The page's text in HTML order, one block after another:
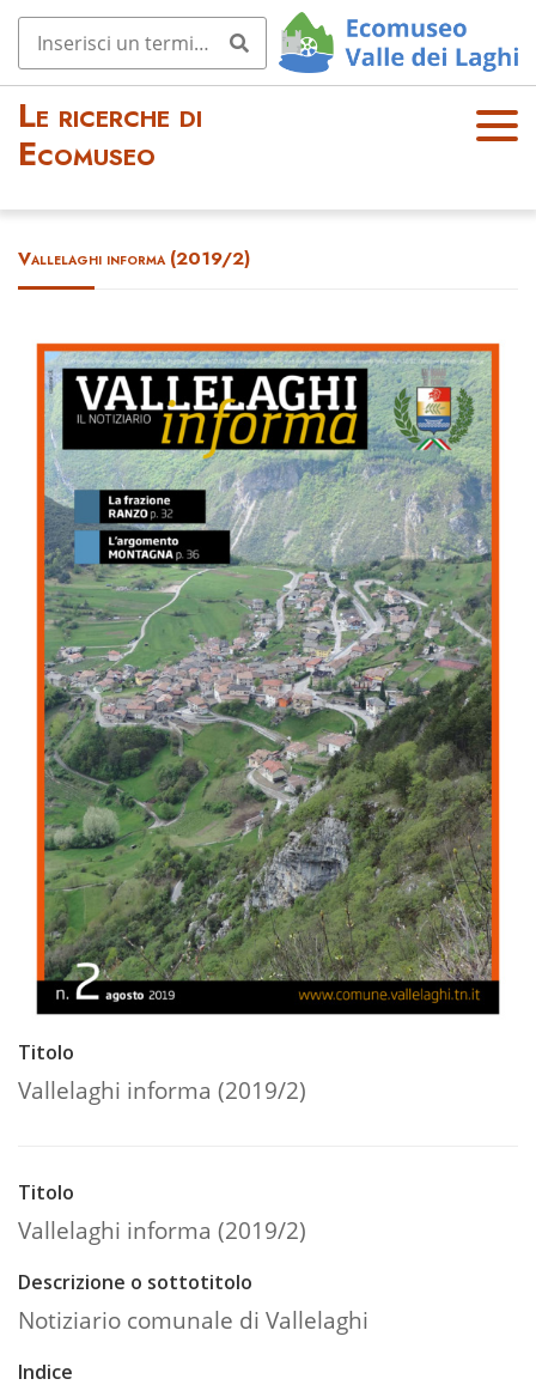
Le ricerche di
Ecomuseo
OPE
Vallelaghi informa (2019/2)
Titolo
Vallelaghi informa (2019/2)
Titolo
Vallelaghi informa (2019/2)
Descrizione o sottotitolo
Notiziario comunale di Vallelaghi
Indice